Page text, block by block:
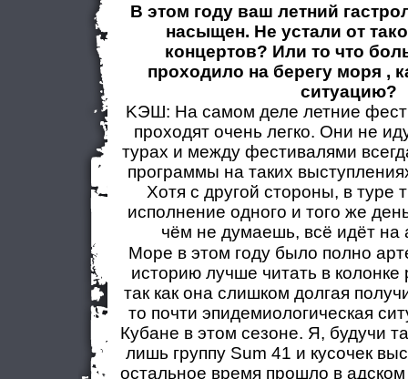
В этом году ваш летний
насыщен. Не устали от
концертов? Или то что
проходило на берегу моря ,
ситуацию?
KЭШ: На самом деле летние
проходят очень легко. Они не
турах и между фестивалями
программы на таких
Хотя с другой стороны, в туре
исполнение одного и того же
чём не думаешь, всё идёт на
Море в этом году было полно
историю лучше читать в колонке
так как она слишком долгая
то почти эпидемиологическая
Кубане в этом сезоне. Я, будучи
лишь группу Sum 41 и кусочек
остальное время прошло в